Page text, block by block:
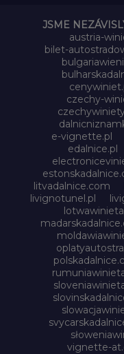
JSME
austria-
bilet-
czechy-
e-vignette.pl
edalnice.pl
litvadalnice.com
livignotunel.pl
vignette-